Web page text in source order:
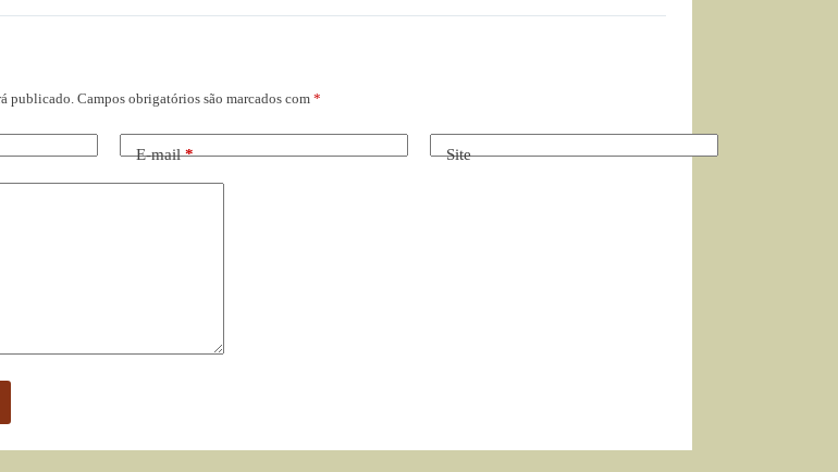
publicado. Campos obrigatórios são marcados com *
E-mail* Site